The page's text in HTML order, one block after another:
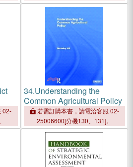
02-
34.Understanding the
Common Agricultural Policy
若需訂購本書，請電洽客服 02-
25006600[分機130、131]。